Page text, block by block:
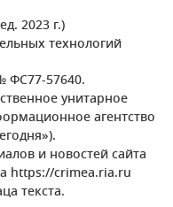
2023 г.)
технологий
ФС77-57640.
унитарное
агентство
и новостей сайта
https://crimea.ria.ru
текста.